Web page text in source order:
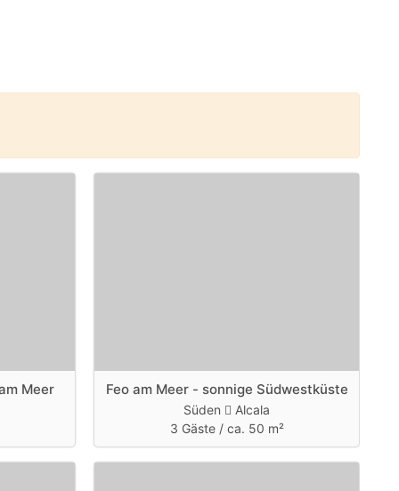
Meer Feo am Meer - sonnige Südwestküste
Süden
Alcala
3 Gäste / ca. 50 m²